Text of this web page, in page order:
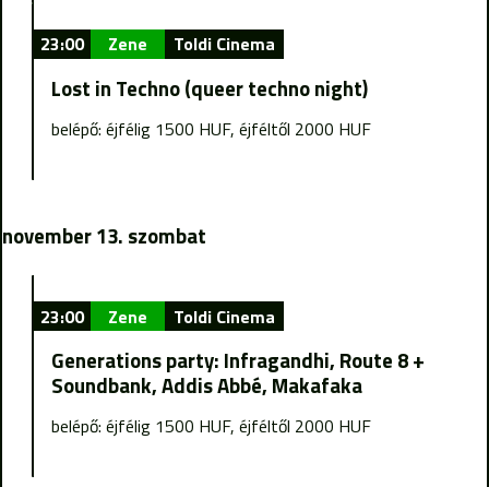
23:00 Zene Toldi Cinema
Lost in Techno (queer techno night)
belépő: éjfélig 1500 HUF, éjféltől 2000 HUF
november 13. szombat
23:00 Zene Toldi Cinema
Generations party: Infragandhi, Route 8 +
Soundbank, Addis Abbé, Makafaka
belépő: éjfélig 1500 HUF, éjféltől 2000 HUF